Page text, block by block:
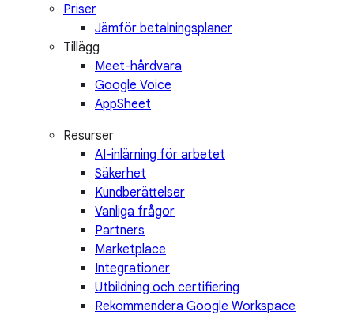
Priser
Jämför betalningsplaner
Tillägg
Meet-hårdvara
Google Voice
AppSheet
Resurser
AI-inlärning för arbetet
Säkerhet
Kundberättelser
Vanliga frågor
Partners
Marketplace
Integrationer
Utbildning och certifiering
Rekommendera Google Workspace